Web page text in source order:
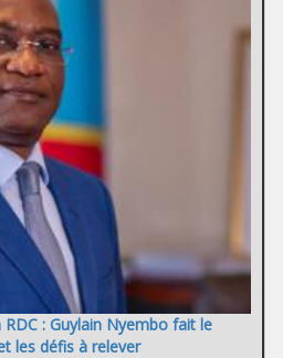
: Guylain Nyembo fait le
les défis à relever